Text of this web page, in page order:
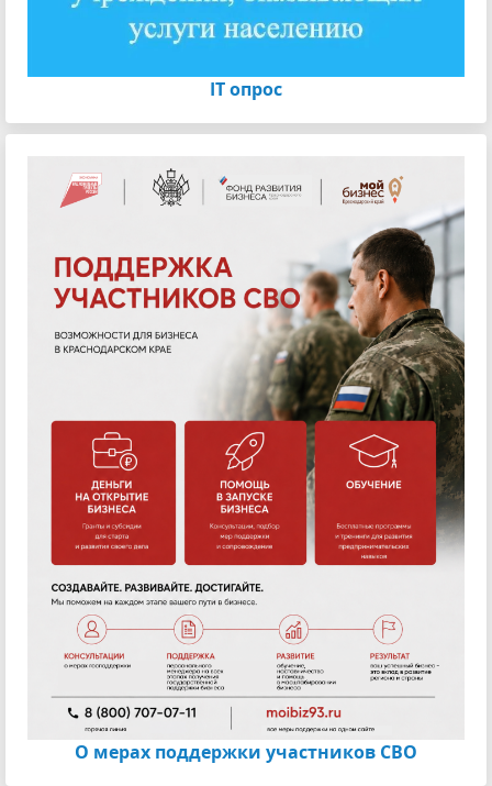
IT опрос
О мерах поддержки участников СВО